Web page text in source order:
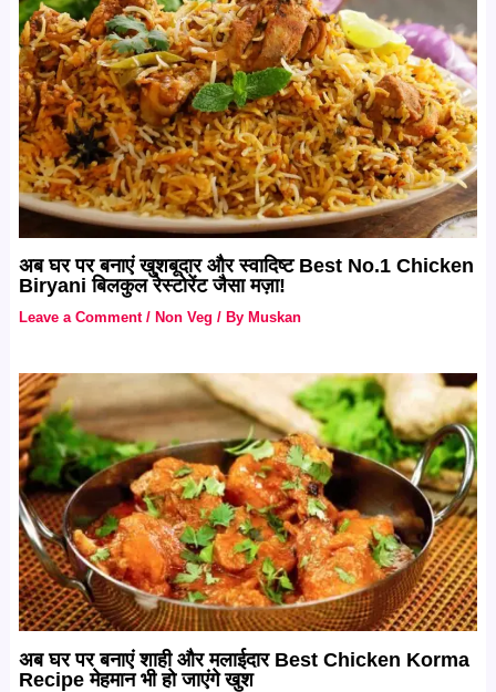
अब घर पर बनाएं खुशबूदार और स्वादिष्ट Best No.1 Chicken
Biryani बिलकुल रेस्टोरेंट जैसा मज़ा!
Leave a Comment / Non Veg / By Muskan
अब घर पर बनाएं शाही और मलाईदार Best Chicken Korma
Recipe मेहमान भी हो जाएंगे खुश